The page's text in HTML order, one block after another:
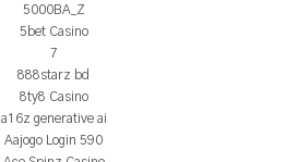
5000BA_Z
5bet Casino
7
888starz bd
8ty8 Casino
a16z generative ai
Aajogo Login 590